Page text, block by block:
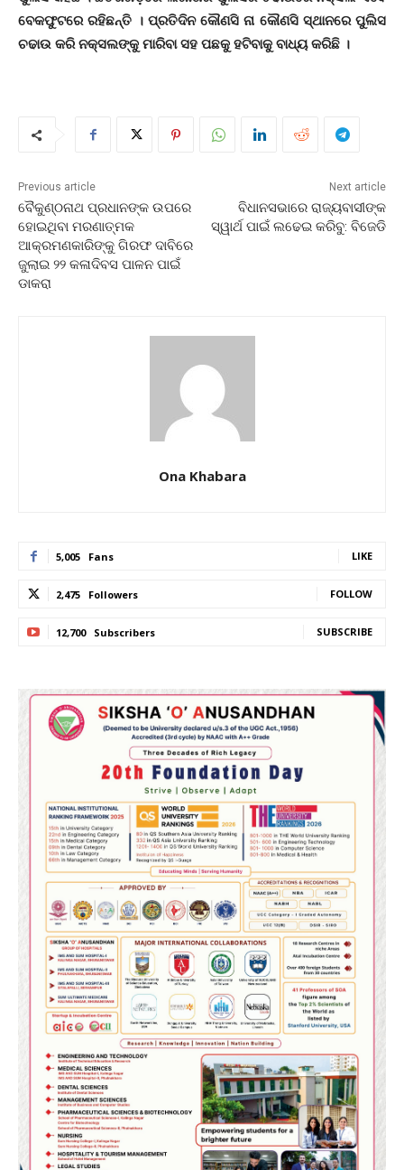
ବେକଫୁଟରେ ରହିଛନ୍ତି । ପ୍ରତିଦିନ କୌଣସି ନା କୌଣସି ସ୍ଥାନରେ ପୁଲିସ
ଚଢାଉ କରି ନକ୍ସଲଙ୍କୁ ମାରିବା ସହ ପଛକୁ ହଟିବାକୁ ବାଧ୍ୟ କରିଛି ।
Previous article
ବୈକୁଣ୍ଠନାଥ ପ୍ରଧାନଙ୍କ ଉପରେ
ହୋଇଥିବା ମରଣାତ୍ମକ
ଆକ୍ରମଣକାରିଙ୍କୁ ଗିରଫ ଦାବିରେ
ଜୁଲାଇ ୨୨ କଳାଦିବସ ପାଳନ ପାଇଁ
ଡାକରା
Next article
ବିଧାନସଭାରେ ରାଜ୍ୟବାସୀଙ୍କ
ସ୍ୱାର୍ଥ ପାଇଁ ଲଢେଇ କରିବୁ: ବିଜେଡି
Ona Khabara
5,005 Fans LIKE
2,475 Followers FOLLOW
12,700 Subscribers SUBSCRIBE